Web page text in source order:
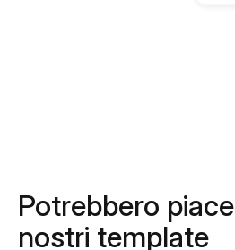
Potrebbero
nostri template